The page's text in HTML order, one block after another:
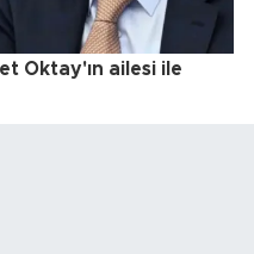
Oktay'ın ailesi ile